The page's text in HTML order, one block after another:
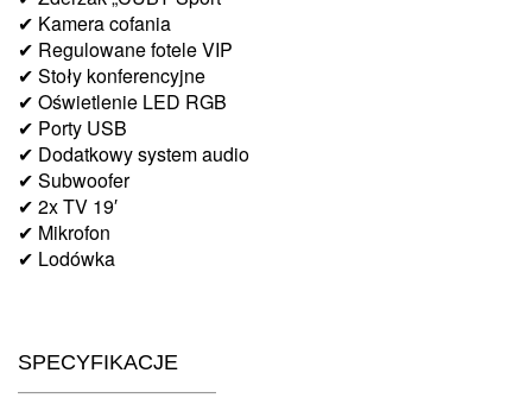
✔ Kamera cofania
✔ Regulowane fotele VIP
✔ Stoły konferencyjne
✔ Oświetlenie LED RGB
✔ Porty USB
✔ Dodatkowy system audio
✔ Subwoofer
✔ 2x TV 19′
✔ Mikrofon
✔ Lodówka
SPECYFIKACJE